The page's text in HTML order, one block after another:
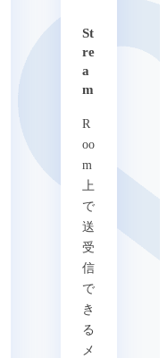
St
re
a
m
R
oo
m
上
で
送
受
信
で
き
る
メ